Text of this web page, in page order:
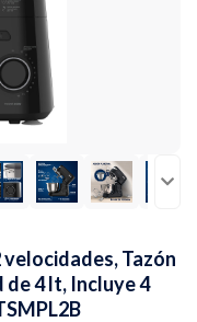
Tazón
de 4 lt, Incluye 4